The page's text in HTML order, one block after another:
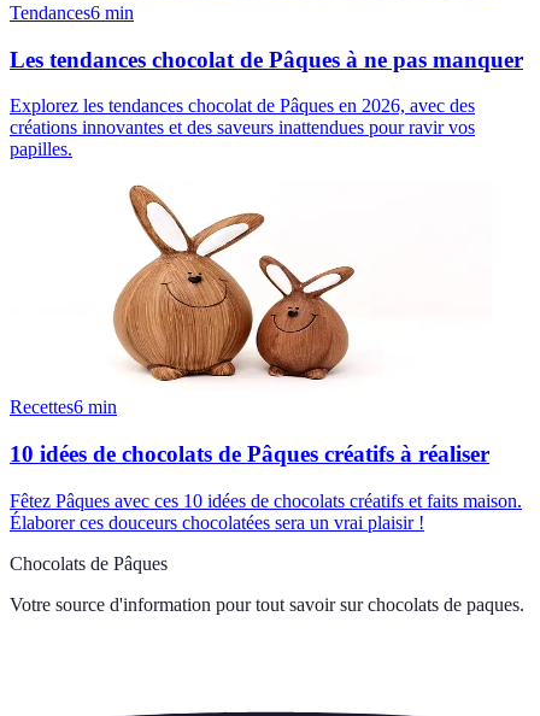
Tendances6 min
Les tendances chocolat de Pâques à ne pas manquer
Explorez les tendances chocolat de Pâques en 2026, avec des
créations innovantes et des saveurs inattendues pour ravir vos
papilles.
Recettes6 min
10 idées de chocolats de Pâques créatifs à réaliser
Fêtez Pâques avec ces 10 idées de chocolats créatifs et faits maison.
Élaborer ces douceurs chocolatées sera un vrai plaisir !
Chocolats de Pâques
Votre source d'information pour tout savoir sur chocolats de paques.